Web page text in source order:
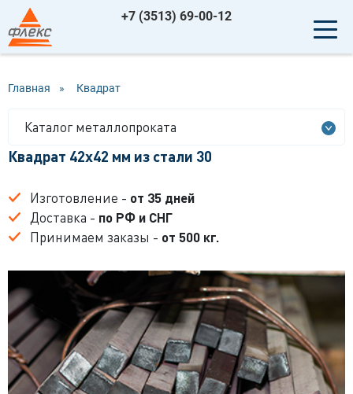
+7 (3513) 69-00-12
Главная » Квадрат
Каталог металлопроката
Квадрат 42x42 мм из стали 30
Изготовление - от 35 дней
Доставка - по РФ и СНГ
Принимаем заказы - от 500 кг.